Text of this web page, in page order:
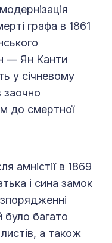
графа в 1861
— Ян Канти
у січневому
заочно
до смертної
амністії в 1869
і сина замок
було багато
листів, а також